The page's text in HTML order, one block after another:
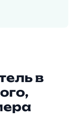
в